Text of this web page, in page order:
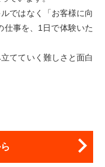
ではなく「お客様に向
仕事を、1日で体験いた
てていく難しさと面白